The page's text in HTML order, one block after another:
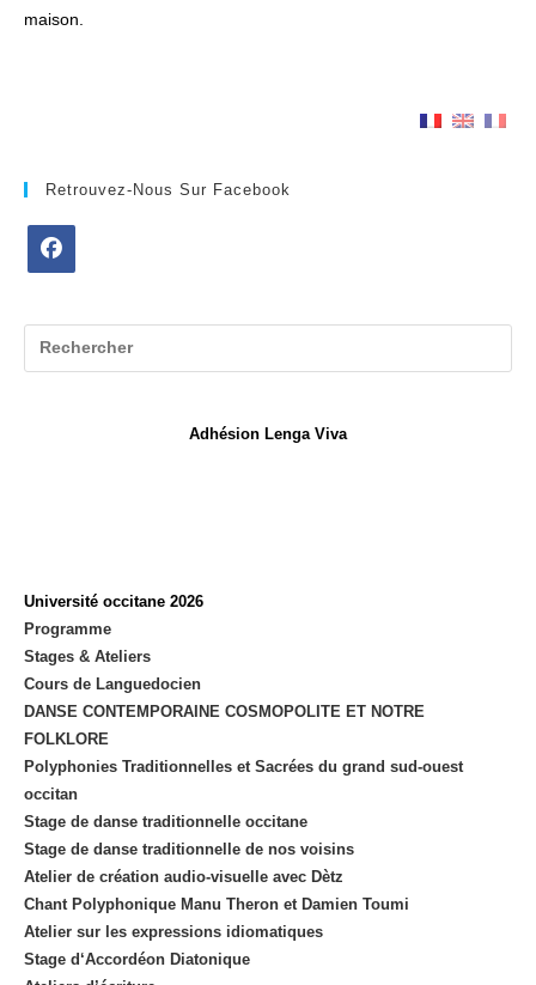
maison.
Retrouvez-Nous Sur Facebook
un
nouvel
Adhésion Lenga Viva
Université occitane 2026
Programme
Stages & Ateliers
Cours de Languedocien
DANSE CONTEMPORAINE COSMOPOLITE ET NOTRE
FOLKLORE
Polyphonies Traditionnelles et Sacrées du grand sud-ouest
occitan
Stage de danse traditionnelle occitane
Stage de danse traditionnelle de nos voisins
Atelier de création audio-visuelle avec Dètz
Chant Polyphonique Manu Theron et Damien Toumi
Atelier sur les expressions idiomatiques
Stage d‘Accordéon Diatonique